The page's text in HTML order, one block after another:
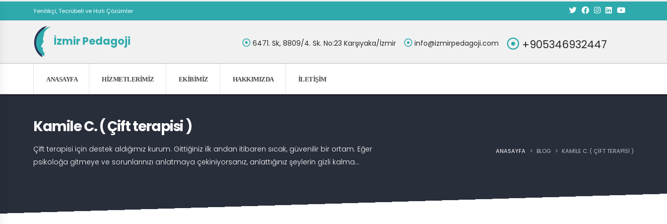
Yenilikçi, Tecrübeli ve Hızlı Çözümler
İzmir Pedagoji 6471. Sk, 8809/4. Sk. No:23 Karşıyaka/İzmir info@izmirpedagoji.com +905346932447
ANASAYFA HIZMETLERIMIZ EKIBIMIZ HAKKIMIZDA İLETIŞIM
ANASAYFA BLOG KAMILE C. ( ÇIFT TERAPISI )
Kamile C. ( Çift terapisi )
Çift terapisi için destek aldığımız kurum. Gittiğiniz ilk andan itibaren sıcak, güvenilir bir ortam. Eğer
psikoloğa gitmeye ve sorunlarınızı anlatmaya çekiniyorsanız, anlattığınız şeylerin gizli kalma...